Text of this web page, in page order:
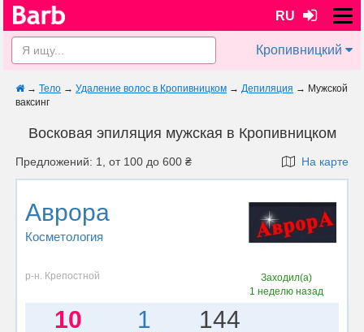
RU
Кропивницкий
→ Тело → Удаление волос в Кропивницком → Депиляция → Мужской
ваксинг
Восковая эпиляция мужская в Кропивницком
Предложений: 1, от 100 до 600 ₴ На карте
Аврора
Косметология
р-н. Крепостной
Заходил(а)
1 неделю назад
10 1 144